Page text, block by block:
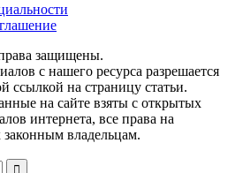
защищены.
с нашего ресурса разрешается
ссылкой на страницу статьи.
на сайте взяты с открытых
интернета, все права на
владельцам.